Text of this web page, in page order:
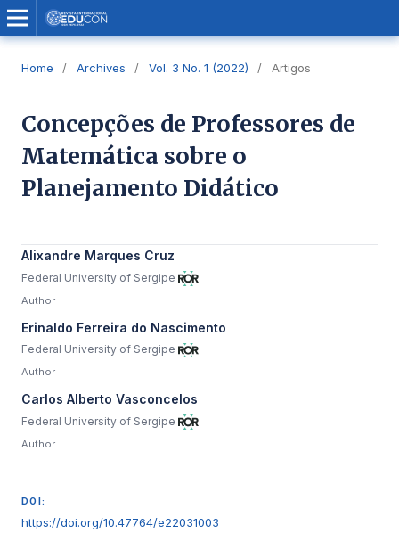
Home / Archives / Vol. 3 No. 1 (2022) / Artigos
Concepções de Professores de
Matemática sobre o
Planejamento Didático
Alixandre Marques Cruz
Federal University of Sergipe
Author
Erinaldo Ferreira do Nascimento
Federal University of Sergipe
Author
Carlos Alberto Vasconcelos
Federal University of Sergipe
Author
DOI:
https://doi.org/10.47764/e22031003